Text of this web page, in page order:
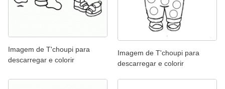
Imagem de T'choupi para
descarregar e colorir
Imagem de T'choupi para
descarregar e colorir